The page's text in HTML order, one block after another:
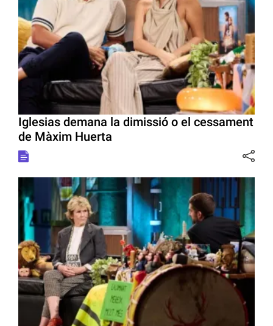
Iglesias demana la dimissió o el cessament
de Màxim Huerta